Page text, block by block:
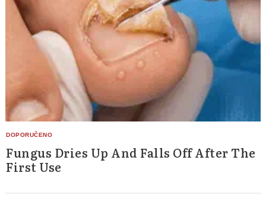
Fungus Dries Up And Falls Off After The
First Use